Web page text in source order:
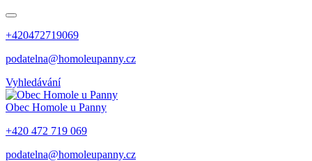
+420472719069
podatelna@homoleupanny.cz
Vyhledávání
Obec Homole u Panny
+420 472 719 069
podatelna@homoleupanny.cz